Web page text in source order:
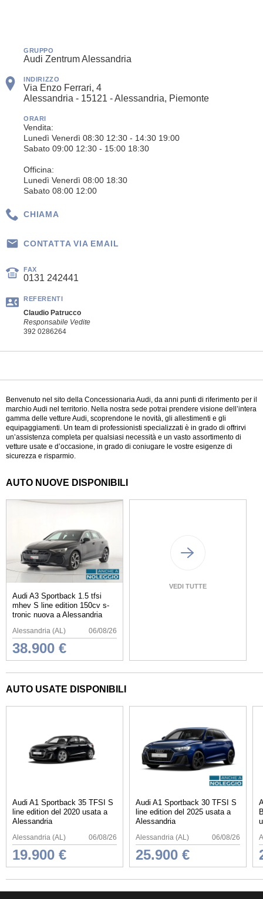
GRUPPO
Audi Zentrum Alessandria
INDIRIZZO
Via Enzo Ferrari, 4
Alessandria - 15121 - Alessandria, Piemonte
ORARI
Vendita:
Lunedì Venerdì 08:30 12:30 - 14:30 19:00
Sabato 09:00 12:30 - 15:00 18:30
Officina:
Lunedì Venerdì 08:00 18:30
Sabato 08:00 12:00
CHIAMA
CONTATTA VIA EMAIL
FAX
0131 242441
REFERENTI
Claudio Patrucco
Responsabile Vedite
392 0286264
Benvenuto nel sito della Concessionaria Audi, da anni punti di riferimento per il
marchio Audi nel territorio. Nella nostra sede potrai prendere visione dell’intera
gamma delle vetture Audi, scoprendone le novità, gli allestimenti e gli
equipaggiamenti. Un team di professionisti specializzati è in grado di offrirvi
un’assistenza completa per qualsiasi necessità e un vasto assortimento di
vetture usate e d’occasione, in grado di coniugare le vostre esigenze di
sicurezza e risparmio.
AUTO NUOVE DISPONIBILI
Audi A3 Sportback 1.5 tfsi
mhev S line edition 150cv s-
tronic nuova a Alessandria
Alessandria (AL) 06/08/26
38.900 €
VEDI TUTTE
AUTO USATE DISPONIBILI
Audi A1 Sportback 35 TFSI S
line edition del 2020 usata a
Alessandria
Alessandria (AL) 06/08/26
19.900 €
Audi A1 Sportback 30 TFSI S
line edition del 2025 usata a
Alessandria
Alessandria (AL) 06/08/26
25.900 €